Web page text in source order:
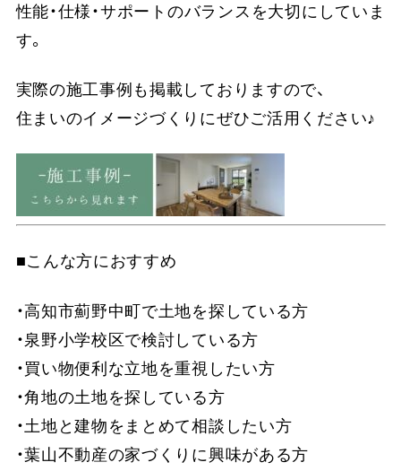
性能・仕様・サポートのバランスを大切にしていま
す。
実際の施工事例も掲載しておりますので、
住まいのイメージづくりにぜひご活用ください♪
■こんな方におすすめ
・高知市薊野中町で土地を探している方
・泉野小学校区で検討している方
・買い物便利な立地を重視したい方
・角地の土地を探している方
・土地と建物をまとめて相談したい方
・葉山不動産の家づくりに興味がある方